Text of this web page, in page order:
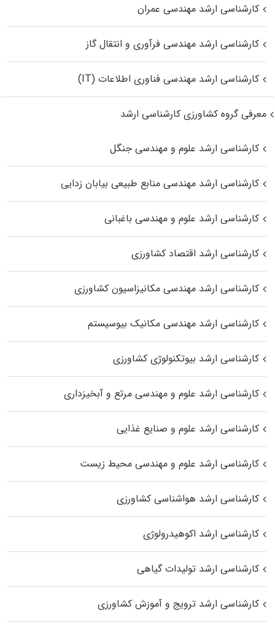
کارشناسی ارشد مهندسی عمران
کارشناسی ارشد مهندسی فرآوری و انتقال گاز
کارشناسی ارشد مهندسی فناوری اطلاعات (IT)
معرفی گروه کشاورزی کارشناسی ارشد
کارشناسی ارشد علوم و مهندسی جنگل
کارشناسی ارشد مهندسی منابع طبیعی بیابان زدایی
کارشناسی ارشد علوم و مهندسی باغبانی
کارشناسی ارشد اقتصاد کشاورزی
کارشناسی ارشد مهندسی مکانیزاسیون کشاورزی
کارشناسی ارشد مهندسی مکانیک بیوسیستم
کارشناسی ارشد بیوتکنولوژی کشاورزی
کارشناسی ارشد علوم و مهندسی مرتع و آبخیزداری
کارشناسی ارشد علوم و صنایع غذایی
کارشناسی ارشد علوم و مهندسی محیط زیست
کارشناسی ارشد هواشناسی کشاورزی
کارشناسی ارشد اکوهیدرولوژی
کارشناسی ارشد تولیدات گیاهی
کارشناسی ارشد ترویج و آموزش کشاورزی